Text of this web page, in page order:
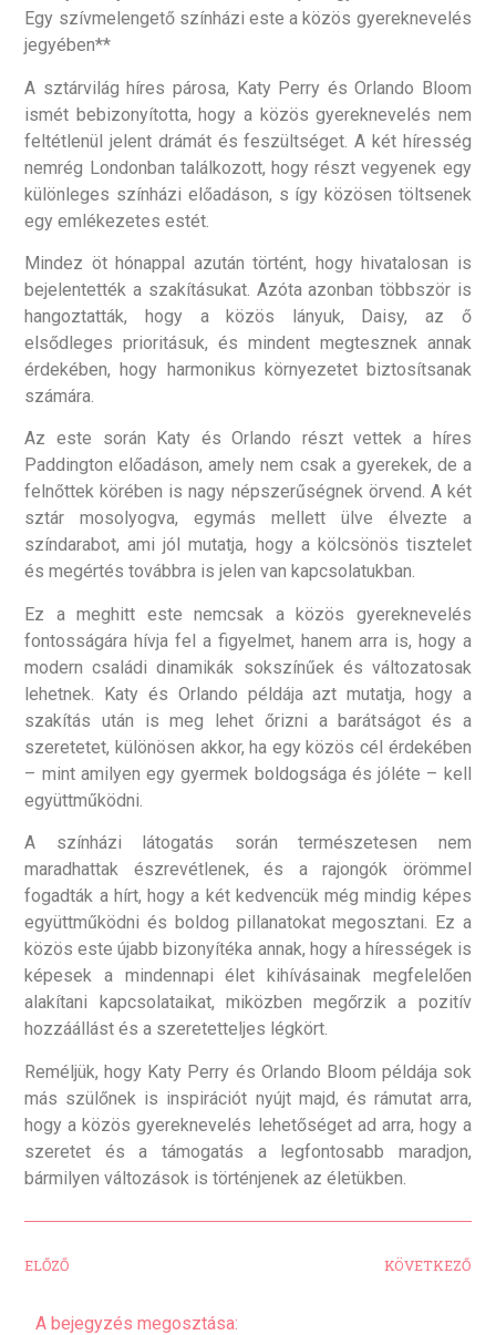
Egy szívmelengető színházi este a közös gyereknevelés
jegyében**
A sztárvilág híres párosa, Katy Perry és Orlando Bloom
ismét bebizonyította, hogy a közös gyereknevelés nem
feltétlenül jelent drámát és feszültséget. A két híresség
nemrég Londonban találkozott, hogy részt vegyenek egy
különleges színházi előadáson, s így közösen töltsenek
egy emlékezetes estét.
Mindez öt hónappal azután történt, hogy hivatalosan is
bejelentették a szakításukat. Azóta azonban többször is
hangoztatták, hogy a közös lányuk, Daisy, az ő
elsődleges prioritásuk, és mindent megtesznek annak
érdekében, hogy harmonikus környezetet biztosítsanak
számára.
Az este során Katy és Orlando részt vettek a híres
Paddington előadáson, amely nem csak a gyerekek, de a
felnőttek körében is nagy népszerűségnek örvend. A két
sztár mosolyogva, egymás mellett ülve élvezte a
színdarabot, ami jól mutatja, hogy a kölcsönös tisztelet
és megértés továbbra is jelen van kapcsolatukban.
Ez a meghitt este nemcsak a közös gyereknevelés
fontosságára hívja fel a figyelmet, hanem arra is, hogy a
modern családi dinamikák sokszínűek és változatosak
lehetnek. Katy és Orlando példája azt mutatja, hogy a
szakítás után is meg lehet őrizni a barátságot és a
szeretetet, különösen akkor, ha egy közös cél érdekében
– mint amilyen egy gyermek boldogsága és jóléte – kell
együttműködni.
A színházi látogatás során természetesen nem
maradhattak észrevétlenek, és a rajongók örömmel
fogadták a hírt, hogy a két kedvencük még mindig képes
együttműködni és boldog pillanatokat megosztani. Ez a
közös este újabb bizonyítéka annak, hogy a hírességek is
képesek a mindennapi élet kihívásainak megfelelően
alakítani kapcsolataikat, miközben megőrzik a pozitív
hozzáállást és a szeretetteljes légkört.
Reméljük, hogy Katy Perry és Orlando Bloom példája sok
más szülőnek is inspirációt nyújt majd, és rámutat arra,
hogy a közös gyereknevelés lehetőséget ad arra, hogy a
szeretet és a támogatás a legfontosabb maradjon,
bármilyen változások is történjenek az életükben.
ELŐZŐ KÖVETKEZŐ
A bejegyzés megosztása: